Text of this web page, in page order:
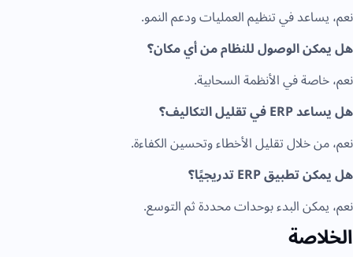
نعم، يساعد في تنظيم العمليات ودعم النمو.
هل يمكن الوصول للنظام من أي مكان؟
نعم، خاصة في الأنظمة السحابية.
هل يساعد ERP في تقليل التكاليف؟
نعم، من خلال تقليل الأخطاء وتحسين الكفاءة.
هل يمكن تطبيق ERP تدريجيًا؟
نعم، يمكن البدء بوحدات محددة ثم التوسع.
الخلاصة